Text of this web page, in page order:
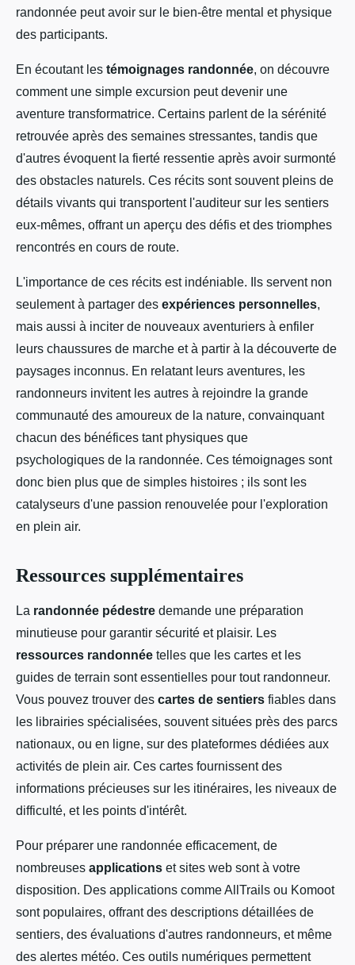
randonnée peut avoir sur le bien-être mental et physique
des participants.
En écoutant les témoignages randonnée, on découvre
comment une simple excursion peut devenir une
aventure transformatrice. Certains parlent de la sérénité
retrouvée après des semaines stressantes, tandis que
d'autres évoquent la fierté ressentie après avoir surmonté
des obstacles naturels. Ces récits sont souvent pleins de
détails vivants qui transportent l'auditeur sur les sentiers
eux-mêmes, offrant un aperçu des défis et des triomphes
rencontrés en cours de route.
L'importance de ces récits est indéniable. Ils servent non
seulement à partager des expériences personnelles,
mais aussi à inciter de nouveaux aventuriers à enfiler
leurs chaussures de marche et à partir à la découverte de
paysages inconnus. En relatant leurs aventures, les
randonneurs invitent les autres à rejoindre la grande
communauté des amoureux de la nature, convainquant
chacun des bénéfices tant physiques que
psychologiques de la randonnée. Ces témoignages sont
donc bien plus que de simples histoires ; ils sont les
catalyseurs d'une passion renouvelée pour l'exploration
en plein air.
Ressources supplémentaires
La randonnée pédestre demande une préparation
minutieuse pour garantir sécurité et plaisir. Les
ressources randonnée telles que les cartes et les
guides de terrain sont essentielles pour tout randonneur.
Vous pouvez trouver des cartes de sentiers fiables dans
les librairies spécialisées, souvent situées près des parcs
nationaux, ou en ligne, sur des plateformes dédiées aux
activités de plein air. Ces cartes fournissent des
informations précieuses sur les itinéraires, les niveaux de
difficulté, et les points d'intérêt.
Pour préparer une randonnée efficacement, de
nombreuses applications et sites web sont à votre
disposition. Des applications comme AllTrails ou Komoot
sont populaires, offrant des descriptions détaillées de
sentiers, des évaluations d'autres randonneurs, et même
des alertes météo. Ces outils numériques permettent